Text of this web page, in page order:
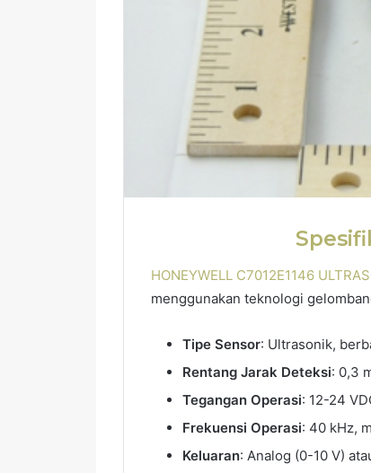
HONEYWELL C7012E1146
menggunakan teknologi
Tipe Sensor: Ultrasonik,
Rentang Jarak Deteksi: 0,3
Tegangan Operasi: 12-24
Frekuensi Operasi: 40 kHz,
Keluaran: Analog (0-10 V)